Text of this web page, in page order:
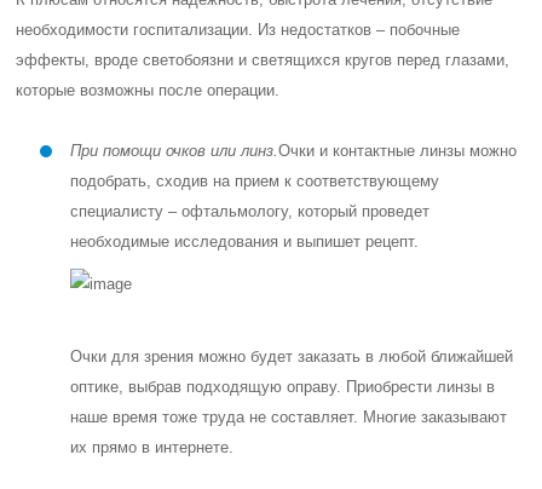
необходимости госпитализации. Из недостатков – побочные
эффекты, вроде светобоязни и светящихся кругов перед глазами,
которые возможны после операции.
При помощи очков или линз.Очки и контактные линзы можно
подобрать, сходив на прием к соответствующему
специалисту – офтальмологу, который проведет
необходимые исследования и выпишет рецепт.
Очки для зрения можно будет заказать в любой ближайшей
оптике, выбрав подходящую оправу. Приобрести линзы в
наше время тоже труда не составляет. Многие заказывают
их прямо в интернете.